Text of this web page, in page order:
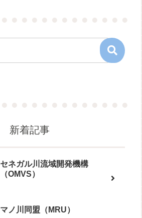
新着記事
セネガル川流域開発機構
（OMVS）
マノ川同盟（MRU）